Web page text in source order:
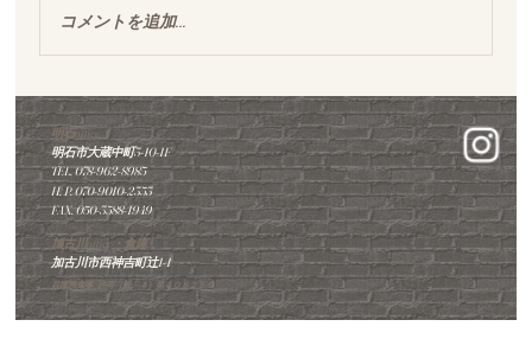
明石市｜築35年マンショントイレ｜タン
ポポで華やかに新しく、他では難しいと
された工事が完成しました。
コメントを追加…
明石office
明石市大蔵中町3-10-1F
TEL. 078-962-8985
​H. P. 070-9010-2353
FAX. 050-3588-1949
加古川office・倉庫
加古川市西神吉町辻1-1
兵庫県知事 許可（般－４）第４０８２５６